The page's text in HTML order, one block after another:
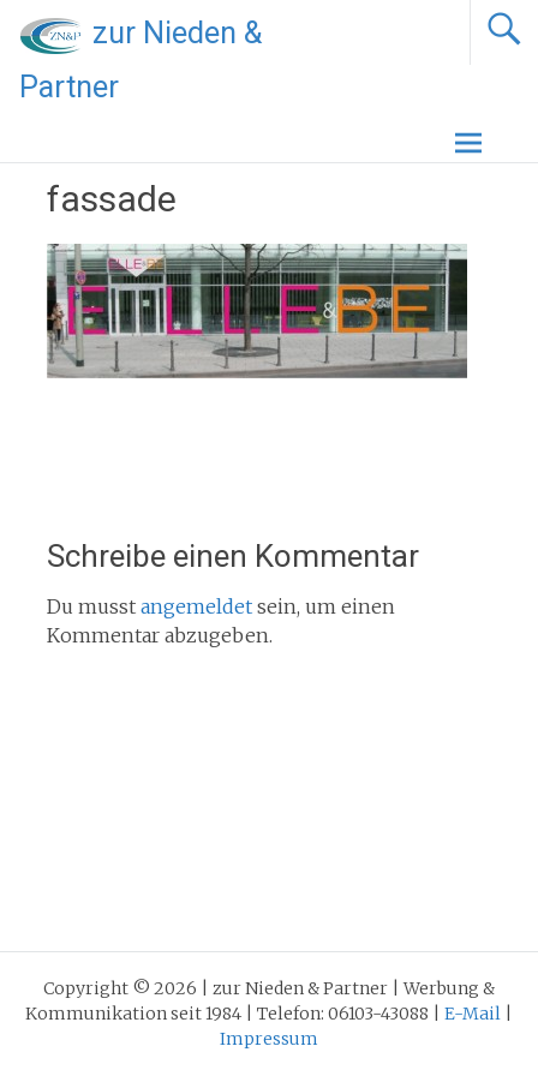
zur Nieden &
Partner
springen
fassade
Schreibe einen Kommentar
Du musst angemeldetsein, um einen
Kommentar abzugeben.
Copyright © 2026 | zur Nieden & Partner | Werbung &
Kommunikation seit 1984 | Telefon: 06103-43088 | E-Mail
Impressum